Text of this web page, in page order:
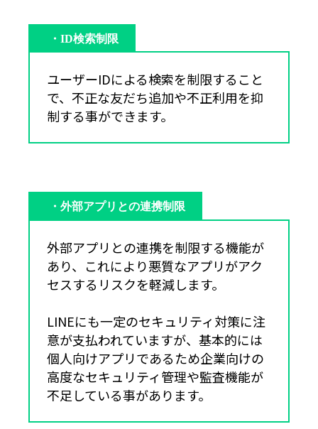
・ID検索制限
ユーザーIDによる検索を制限すること
で、不正な友だち追加や不正利用を抑
制する事ができます。
・外部アプリとの連携制限
外部アプリとの連携を制限する機能が
あり、これにより悪質なアプリがアク
セスするリスクを軽減します。
LINEにも一定のセキュリティ対策に注
意が支払われていますが、基本的には
個人向けアプリであるため企業向けの
高度なセキュリティ管理や監査機能が
不足している事があります。